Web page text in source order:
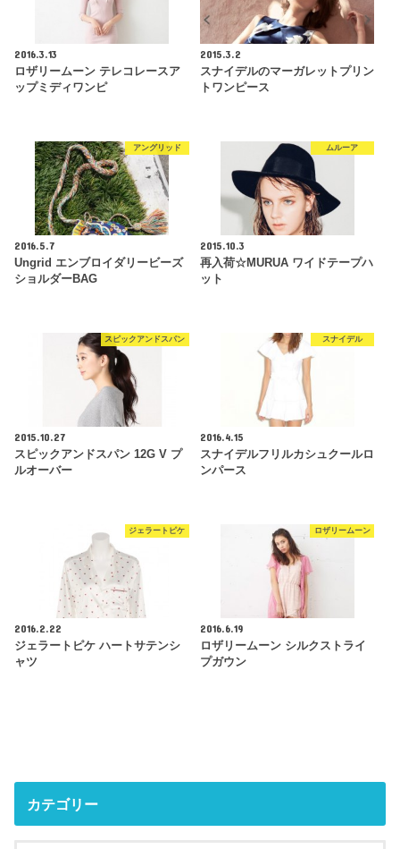
2016.3.13
ロザリームーン テレコレースア
ップミディワンピ
2015.3.2
スナイデルのマーガレットプリン
トワンピース
アングリッド
2016.5.7
Ungrid エンブロイダリービーズ
ショルダーBAG
ムルーア
2015.10.3
再入荷☆MURUA ワイドテープハ
ット
スピックアンドスパン
2015.10.27
スピックアンドスパン 12G V プ
ルオーバー
スナイデル
2016.4.15
スナイデルフリルカシュクールロ
ンパース
ジェラートピケ
2016.2.22
ジェラートピケ ハートサテンシ
ャツ
ロザリームーン
2016.6.19
ロザリームーン シルクストライ
プガウン
カテゴリー